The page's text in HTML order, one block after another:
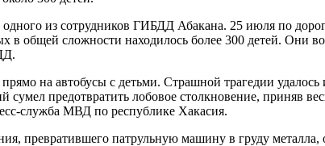
из сотрудников ГИБДД Абакана. 25 июля по
в общей сложности находилось более 300 детей. Они
на автобусы с детьми. Страшной трагедии удалось
предотвратить лобовое столкновение, приняв
служба МВД по республике Хакасия.
превратившего патрульную машину в груду